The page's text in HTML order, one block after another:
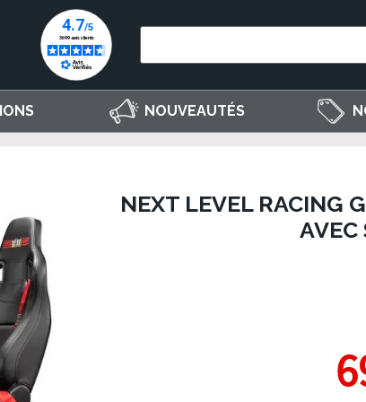
NOUVEAUTÉS
NEXT LEVEL RACING
AVEC